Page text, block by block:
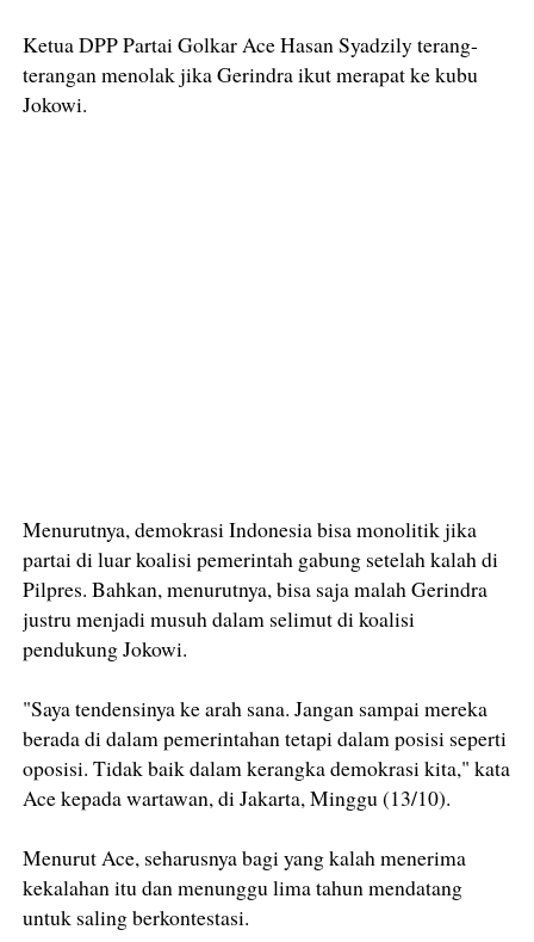
Ketua DPP Partai Golkar Ace Hasan Syadzily terang-
terangan menolak jika Gerindra ikut merapat ke kubu
Jokowi.
Menurutnya, demokrasi Indonesia bisa monolitik jika
partai di luar koalisi pemerintah gabung setelah kalah di
Pilpres. Bahkan, menurutnya, bisa saja malah Gerindra
justru menjadi musuh dalam selimut di koalisi
pendukung Jokowi.
"Saya tendensinya ke arah sana. Jangan sampai mereka
berada di dalam pemerintahan tetapi dalam posisi seperti
oposisi. Tidak baik dalam kerangka demokrasi kita," kata
Ace kepada wartawan, di Jakarta, Minggu (13/10).
Menurut Ace, seharusnya bagi yang kalah menerima
kekalahan itu dan menunggu lima tahun mendatang
untuk saling berkontestasi.